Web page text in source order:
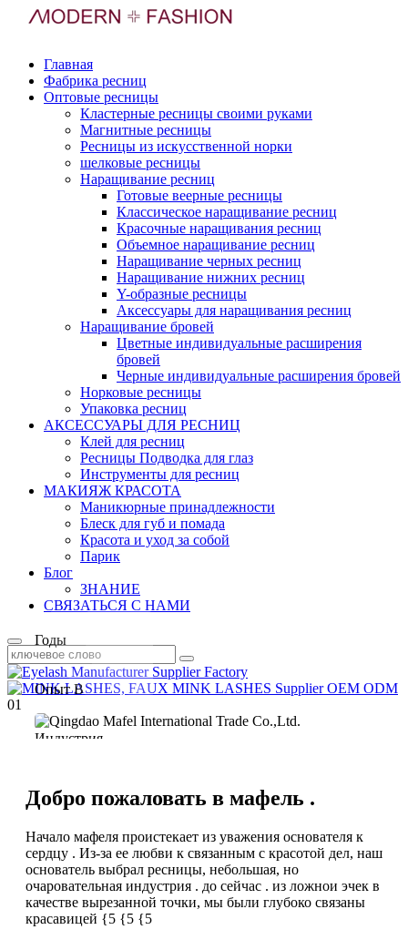
Главная
Фабрика ресниц
Оптовые ресницы
Кластерные ресницы своими руками
Магнитные ресницы
Ресницы из искусственной норки
шелковые ресницы
Наращивание ресниц
Готовые веерные ресницы
Классическое наращивание ресниц
Красочные наращивания ресниц
Объемное наращивание ресниц
Наращивание черных ресниц
Наращивание нижних ресниц
Y-образные ресницы
Аксессуары для наращивания ресниц
Наращивание бровей
Цветные индивидуальные расширения
бровей
Черные индивидуальные расширения бровей
Норковые ресницы
Упаковка ресниц
АКСЕССУАРЫ ДЛЯ РЕСНИЦ
Клей для ресниц
Ресницы Подводка для глаз
Инструменты для ресниц
МАКИЯЖ КРАСОТА
Маникюрные принадлежности
Блеск для губ и помада
Красота и уход за собой
Парик
Блог
ЗНАНИЕ
СВЯЗАТЬСЯ С НАМИ
01
Годы
Опыт В
Индустрия
Добро пожаловать в мафель .
Начало мафеля проистекает из уважения основателя к
сердцу . Из-за ее любви к связанным с красотой дел, наш
основатель выбрал ресницы, небольшая, но
очаровательная индустрия . до сейчас . из ложнои эчек в
качестве вырезанной точки, мы были глубоко связаны
красавицей {5 {5 {5